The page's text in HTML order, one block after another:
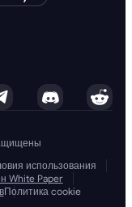
использования
White Paper
Политика cookie